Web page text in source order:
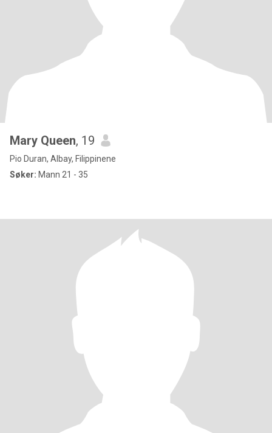
Mary Queen, 19
Pio Duran, Albay, Filippinene
Søker: Mann 21 - 35